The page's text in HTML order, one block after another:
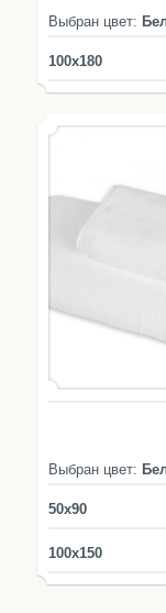
Выбран цвет:
100x180
Выбран цвет:
50x90
100х150